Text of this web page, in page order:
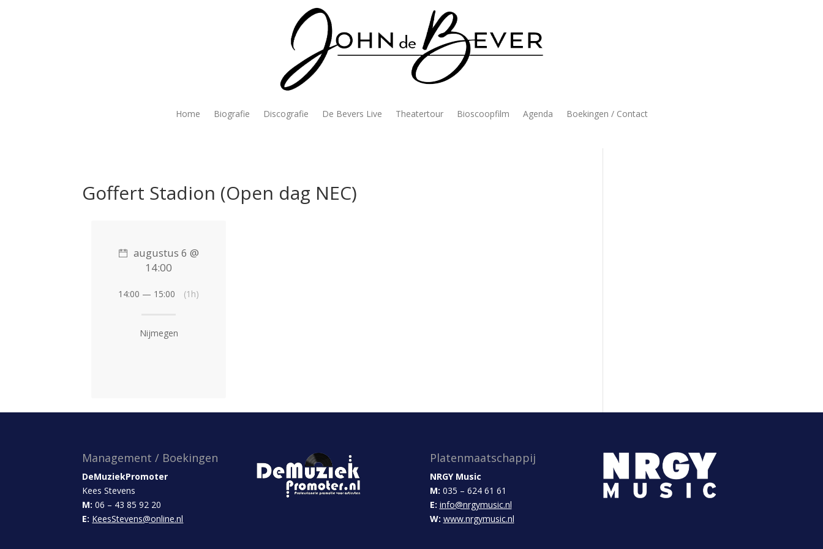
Home Biografie Discografie De Bevers Live Theatertour Bioscoopfilm Agenda Boekingen / Contact
Goffert Stadion (Open dag NEC)
augustus 6 @
14:00
14:00 — 15:00 (1h)
Nijmegen
Management / Boekingen
DeMuziekPromoter
Kees Stevens
M: 06 – 43 85 92 20
E: KeesStevens@online.nl
Platenmaatschappij
NRGY Music
M: 035 – 624 61 61
E: info@nrgymusic.nl
W: www.nrgymusic.nl